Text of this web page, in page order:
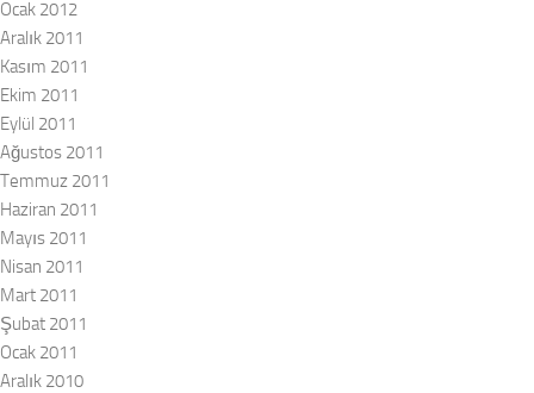
Ocak 2012
Aralık 2011
Kasım 2011
Ekim 2011
Eylül 2011
Ağustos 2011
Temmuz 2011
Haziran 2011
Mayıs 2011
Nisan 2011
Mart 2011
Şubat 2011
Ocak 2011
Aralık 2010